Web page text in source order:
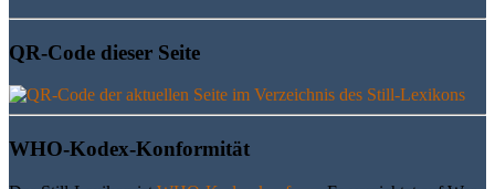
QR-Code die­ser Seite
WHO-Kodex-Kon­for­mi­tät